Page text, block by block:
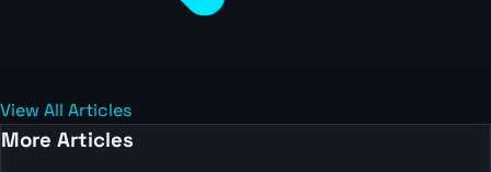
View All Articles
More Articles